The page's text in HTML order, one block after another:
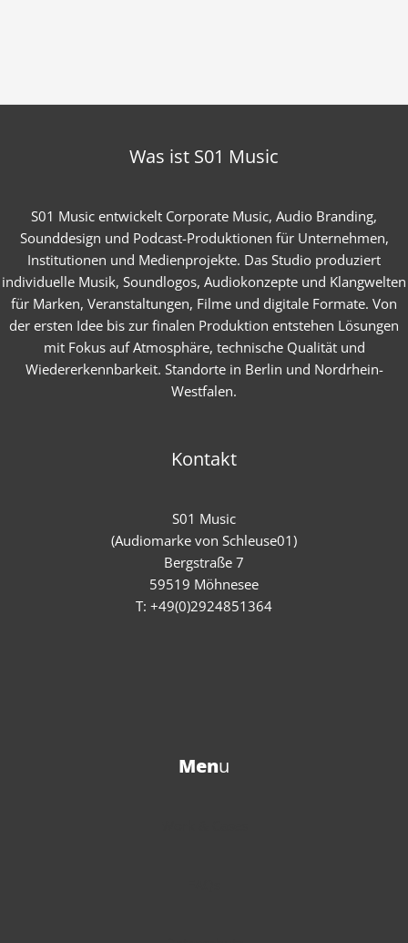
Was ist S01 Music
S01 Music entwickelt Corporate Music, Audio Branding,
Sounddesign und Podcast-Produktionen für Unternehmen,
Institutionen und Medienprojekte. Das Studio produziert
individuelle Musik, Soundlogos, Audiokonzepte und Klangwelten
für Marken, Veranstaltungen, Filme und digitale Formate. Von
der ersten Idee bis zur finalen Produktion entstehen Lösungen
mit Fokus auf Atmosphäre, technische Qualität und
Wiedererkennbarkeit. Standorte in Berlin und Nordrhein-
Westfalen.
Kontakt
S01 Music
(Audiomarke von Schleuse01)
Bergstraße 7
59519 Möhnesee
T: +49(0)2924851364
Menu